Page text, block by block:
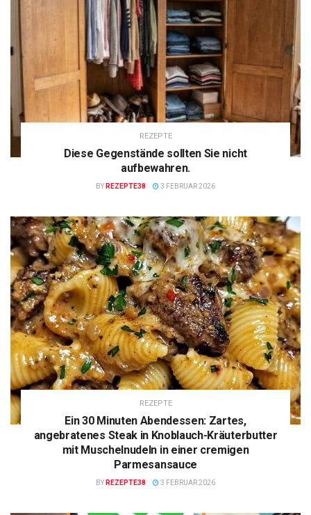
REZEPTE
Diese Gegenstände sollten Sie nicht
aufbewahren.
BY REZEPTE38 3 FEBRUAR 2026
REZEPTE
Ein 30 Minuten Abendessen: Zartes,
angebratenes Steak in Knoblauch-Kräuterbutter
mit Muschelnudeln in einer cremigen
Parmesansauce
BY REZEPTE38 3 FEBRUAR 2026